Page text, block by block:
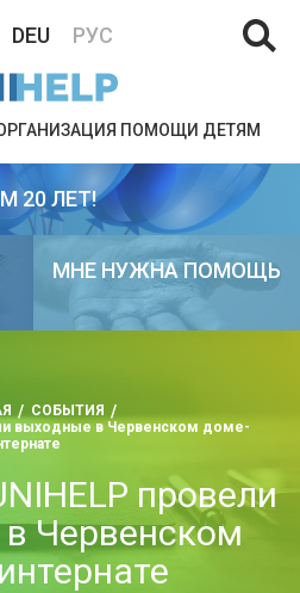
DEU РУС
ПОМОЩИ ДЕТЯМ
20 ЛЕТ!
МНЕ НУЖНА ПОМОЩЬ
СОБЫТИЯ
выходные в Червенском доме-
провели
Червенском